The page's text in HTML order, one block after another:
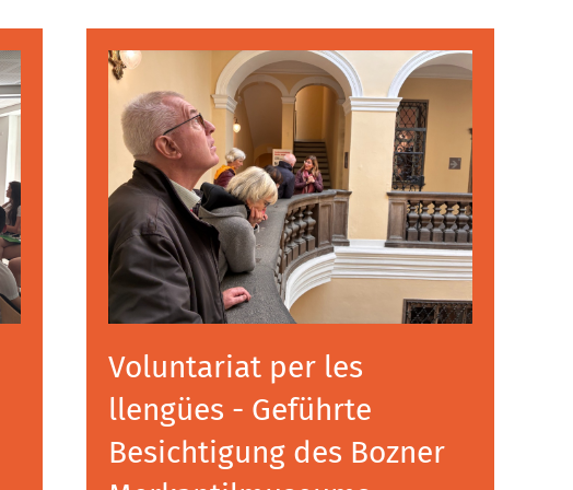
Voluntariat per les
llengües - Geführte
Besichtigung des Bozner